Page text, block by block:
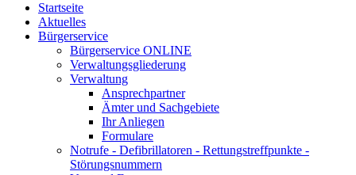
Startseite
Aktuelles
Bürgerservice
Bürgerservice ONLINE
Verwaltungsgliederung
Verwaltung
Ansprechpartner
Ämter und Sachgebiete
Ihr Anliegen
Formulare
Notrufe - Defibrillatoren - Rettungstreffpunkte -
Störungsnummern